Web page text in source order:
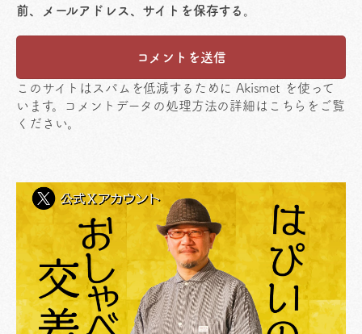
前、メールアドレス、サイトを保存する。
このサイトはスパムを低減するために Akismet を使って
います。
コメントデータの処理方法の詳細はこちらをご覧
ください。